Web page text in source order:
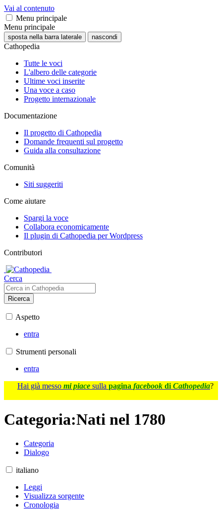
Vai al contenuto
Menu principale
Menu principale
sposta nella barra laterale nascondi
Cathopedia
Tutte le voci
L'albero delle categorie
Ultime voci inserite
Una voce a caso
Progetto internazionale
Documentazione
Il progetto di Cathopedia
Domande frequenti sul progetto
Guida alla consultazione
Comunità
Siti suggeriti
Come aiutare
Spargi la voce
Collabora economicamente
Il plugin di Cathopedia per Wordpress
Contributori
Cerca
Ricerca
Aspetto
entra
Strumenti personali
entra
Hai già messo mi piace sulla pagina facebook di Cathopedia?
Categoria:Nati nel 1780
Categoria
Dialogo
italiano
Leggi
Visualizza sorgente
Cronologia